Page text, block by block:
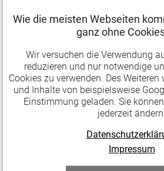
Bürgerradios OKJ kann jetzt
Die Sendung vonRadio OKJ
Interviews mit
Lage und die Perspektiven der
der Saalestadt angesichts des
Lockdowns und des geplanten
Haushaltssicherungskonzepts.
Wie die meisten Webseiten
ganz ohne
Wir versuchen die Verwendung
reduzieren und nur notwendige
Cookies zu verwenden. Des Weiteren
und Inhalte von beispielsweise
Einstimmung geladen. Sie
jederzeit
Impressum